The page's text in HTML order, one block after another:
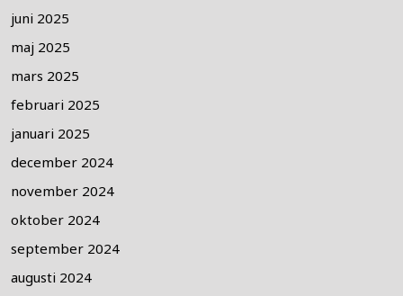
juni 2025
maj 2025
mars 2025
februari 2025
januari 2025
december 2024
november 2024
oktober 2024
september 2024
augusti 2024